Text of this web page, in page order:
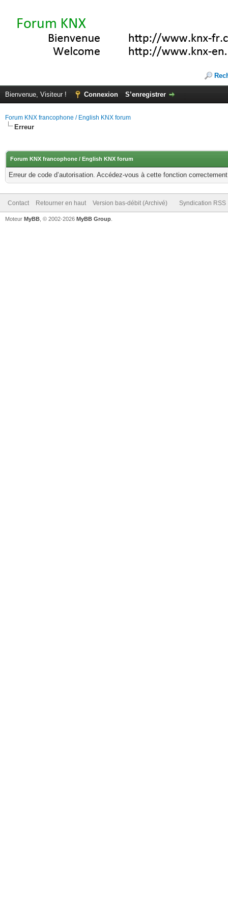
Bienvenue, Visiteur ! Connexion S’enregistrer
Forum KNX francophone / English KNX forum
Erreur
Forum KNX francophone / English KNX forum
Erreur de code d’autorisation. Accédez-vous à cette fonction
Contact Retourner en haut Version bas-débit (Archivé) Syndication RSS
Moteur MyBB , © 2002-2026 MyBB Group